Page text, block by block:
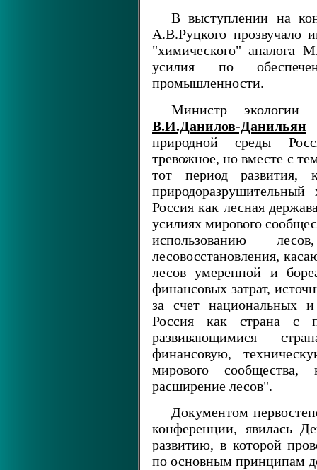
В выступлении на
А.В.Руцкого прозвучало
"химического" аналога
усилия по
промышленности.
Министр экологии
В.И.Данилов-Данильян
природной среды
тревожное, но вместе с
тот период развития,
Россия как лесная
усилиях мирового
использованию
лесовосстановления,
лесов умеренной и
финансовых затрат,
за счет национальных
Россия как страна с
развивающимися
финансовую,
мирового
расширение лесов".
Документом
конференции, явилась
развитию, в которой
по основным принципам